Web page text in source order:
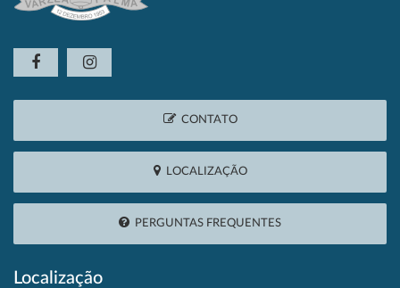
CONTATO
LOCALIZAÇÃO
PERGUNTAS FREQUENTES
Localização